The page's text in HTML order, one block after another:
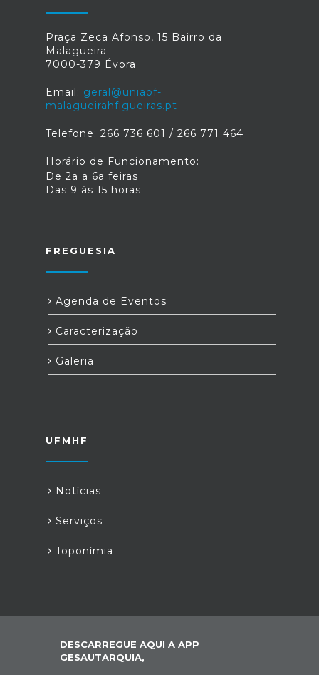
Praça Zeca Afonso, 15 Bairro da
Malagueira
7000-379 Évora
Email: geral@uniaof-
malagueirahfigueiras.pt
Telefone: 266 736 601 / 266 771 464
Horário de Funcionamento:
De 2a a 6a feiras
Das 9 às 15 horas
FREGUESIA
Agenda de Eventos
Caracterização
Galeria
UFMHF
Notícias
Serviços
Toponímia
DESCARREGUE AQUI A APP
GESAUTARQUIA,